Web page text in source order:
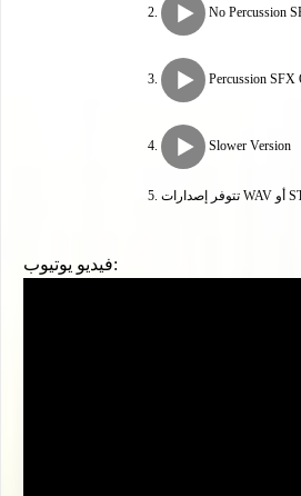
No Percussion
Percussion SFX
Slower Version
فيديو يوتيوب: